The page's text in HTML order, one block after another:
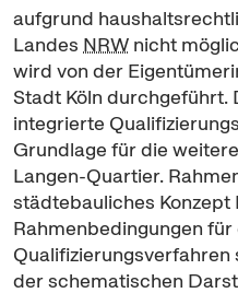
aufgrund
Landes NRW nicht
wird von der
Stadt Köln durchgeführt.
integrierte
Grundlage für die
Langen-Quartier.
städtebauliches Konzept
Rahmenbedingungen
der schematischen